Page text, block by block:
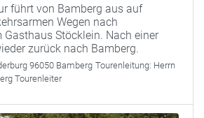
führt von Bamberg aus auf
Wegen nach
Gasthaus Stöcklein. Nach einer
zurück nach Bamberg.
96050 Bamberg Tourenleitung: Herrn
Tourenleiter